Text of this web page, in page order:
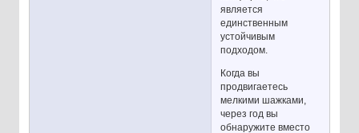
является
единственным
устойчивым
подходом.
Когда вы
продвигаетесь
мелкими шажками,
через год вы
обнаружите вместо